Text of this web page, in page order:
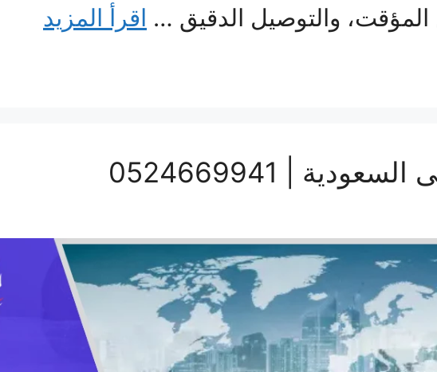
والتوصيل الدقيق … اقرأ المزيد
| 0524669941